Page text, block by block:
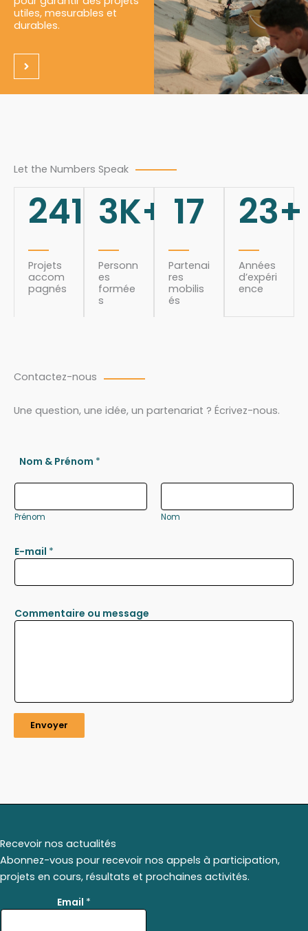
Let the Numbers Speak
utiles, mesurables et
durables.
241
Projets
accom
pagnés
3K+
Personn
es
formée
s
17
Partenai
res
mobilis
és
23+
Années
d’expéri
ence
Contactez-nous
Une question, une idée, un partenariat ? Écrivez-nous.
Nom & Prénom *
Prénom Nom
E-mail *
Commentaire ou message
Envoyer
Recevoir nos actualités
Abonnez-vous pour recevoir nos appels à participation,
projets en cours, résultats et prochaines activités.
Email *